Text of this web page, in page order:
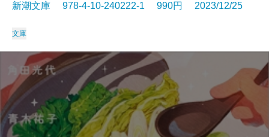
新潮文庫 978-4-10-240222-1 990円 2023/12/25
文庫